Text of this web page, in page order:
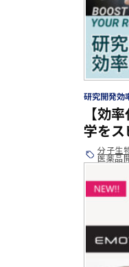
研究開発効
【効
学をス
分子生
医薬品